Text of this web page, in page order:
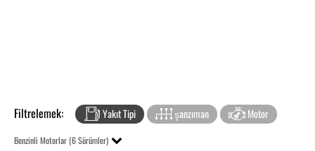
Filtrelemek: Yakıt Tipi şanzıman Motor
Benzinli Motorlar (6 Sürümler)